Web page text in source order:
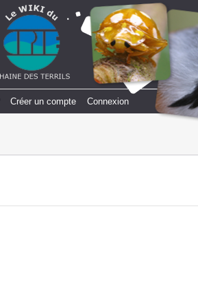
Créer un compte Connexion